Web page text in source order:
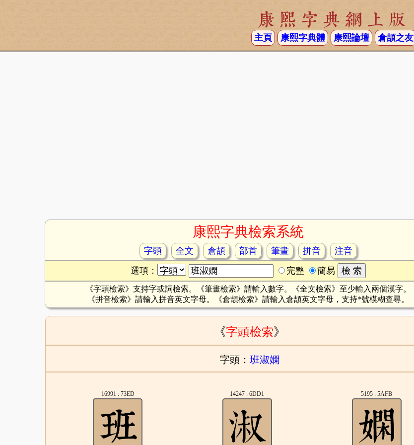
康熙字典網上版
主頁 康熙字典體 康熙論壇 倉頡之友
康熙字典檢索系統
字頭 全文 倉頡 部首 筆畫 拼音
注音
選項：
完整 簡易
《字頭檢索》支持字或詞檢索。《筆畫檢索》請輸入數字。《全文檢索》至少輸入兩個漢字。
《拼音檢索》請輸入拼音英文字母。《倉頡檢索》請輸入倉頡英文字母，支持*號模糊查尋。
《字頭檢索》
字頭： 班淑嫻
16991 : 73ED 14247 : 6DD1 5195 : 5AFB